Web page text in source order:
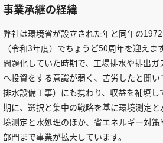
事業承継の経緯
弊社は環境省が設立された年と同年の
（令和3年度）でちょうど50周年を迎え
問題化していた時期で、工場排水や排出
へ投資をする意識が弱く、苦労したと聞
排水設備工事）にも携わり、収益を補填
期に、選択と集中の戦略を基に環境測定
境測定と水処理のほか、省エネルギー対
部門まで事業が拡大しています。